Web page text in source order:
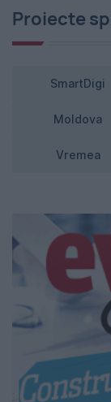
Proiecte
SmartDigi
Moldova
Vremea